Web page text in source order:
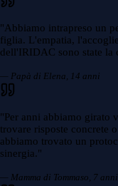
"Abbiamo intrapreso un
figlia. L'empatia,
dell'IRIDAC sono state la
— Papà di Elena, 14 anni
"Per anni abbiamo girato
trovare risposte concrete
abbiamo trovato un
sinergia."
— Mamma di Tommaso, 7 anni